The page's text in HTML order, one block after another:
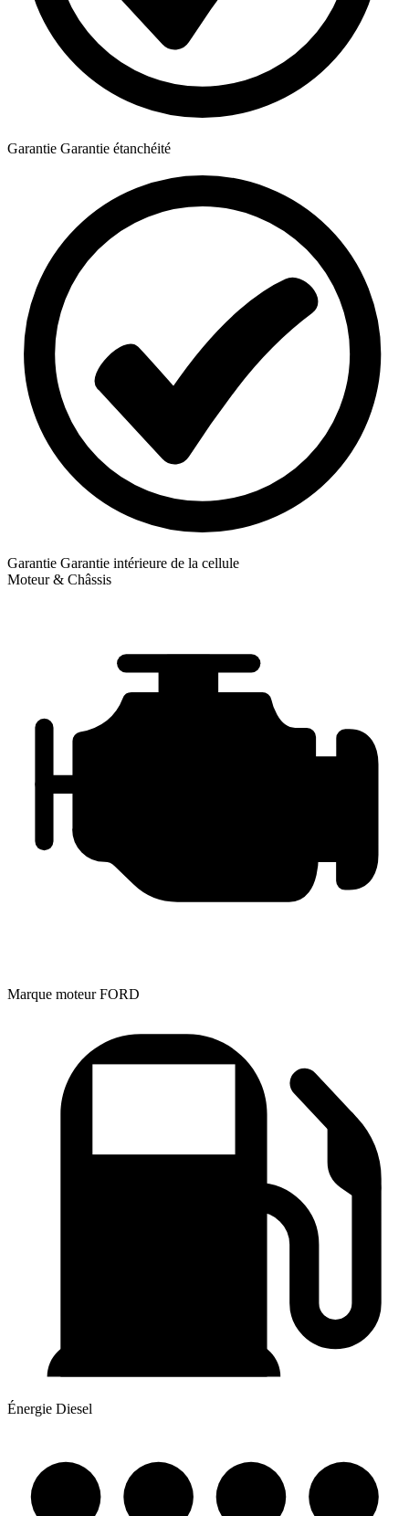
Garantie Garantie étanchéité
Garantie Garantie intérieure de la cellule
Moteur & Châssis
Marque moteur FORD
Énergie Diesel